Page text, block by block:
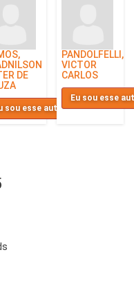
DE
sou esse autor
PANDOLFELLI,
VICTOR
CARLOS
Eu sou esse